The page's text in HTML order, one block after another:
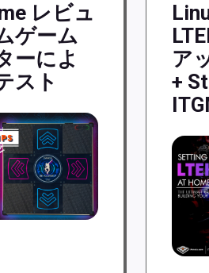
レビュ
ゲーム
ーによ
スト
ア
+